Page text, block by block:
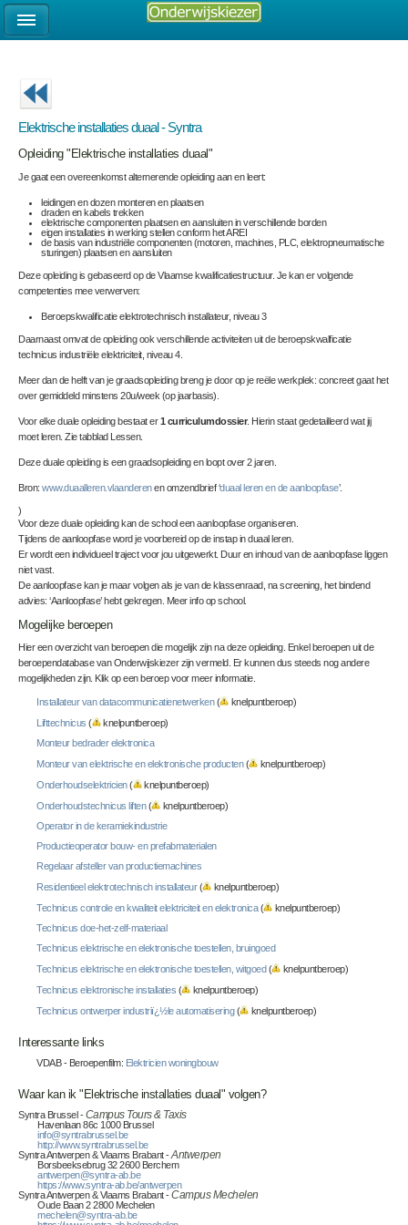
Elektrische installaties duaal - Syntra
Opleiding "Elektrische installaties duaal"
Je gaat een overeenkomst alternerende opleiding aan en leert:
leidingen en dozen monteren en plaatsen
draden en kabels trekken
elektrische componenten plaatsen en aansluiten in verschillende borden
eigen installaties in werking stellen conform het AREI
de basis van industriële componenten (motoren, machines, PLC, elektropneumatische
sturingen) plaatsen en aansluiten
Deze opleiding is gebaseerd op de Vlaamse kwalificatiestructuur. Je kan er volgende
competenties mee verwerven:
Beroepskwalificatie elektrotechnisch installateur, niveau 3
Daarnaast omvat de opleiding ook verschillende activiteiten uit de beroepskwalficatie
technicus industriële elektriciteit, niveau 4.
Meer dan de helft van je graadsopleiding breng je door op je reële werkplek: concreet gaat het
over gemiddeld minstens 20u/week (op jaarbasis).
Voor elke duale opleiding bestaat er1 curriculumdossier. Hierin staat gedetailleerd wat jij
moet leren. Zie tabblad Lessen.
Deze duale opleiding is een graadsopleiding en loopt over 2 jaren.
Bron: www.duaalleren.vlaanderenen omzendbrief ‘duaal leren en de aanloopfase’.
)
Voor deze duale opleiding kan de school een aanloopfase organiseren.
Tijdens de aanloopfase word je voorbereid op de instap in duaal leren.
Er wordt een individueel traject voor jou uitgewerkt. Duur en inhoud van de aanloopfase liggen
niet vast.
De aanloopfase kan je maar volgen als je van de klassenraad, na screening, het bindend
advies: ‘Aanloopfase’ hebt gekregen. Meer info op school.
Mogelijke beroepen
Hier een overzicht van beroepen die mogelijk zijn na deze opleiding. Enkel beroepen uit de
beroependatabase van Onderwijskiezer zijn vermeld. Er kunnen dus steeds nog andere
mogelijkheden zijn. Klik op een beroep voor meer informatie.
Installateur van datacommunicatienetwerken(
knelpuntberoep)
Lifttechnicus (
knelpuntberoep)
Monteur bedrader elektronica
Monteur van elektrische en elektronische producten(
knelpuntberoep)
Onderhoudselektricien(
knelpuntberoep)
Onderhoudstechnicus liften(
knelpuntberoep)
Operator in de keramiekindustrie
Productieoperator bouw- en prefabmaterialen
Regelaar afsteller van productiemachines
Residentieel elektrotechnisch installateur(
knelpuntberoep)
Technicus controle en kwaliteit elektriciteit en elektronica(
knelpuntberoep)
Technicus doe-het-zelf-materiaal
Technicus elektrische en elektronische toestellen, bruingoed
Technicus elektrische en elektronische toestellen, witgoed (
knelpuntberoep)
Technicus elektronische installaties (
knelpuntberoep)
Technicus ontwerper industriï¿½le automatisering( knelpuntberoep)
Interessante links
VDAB - Beroepenfilm: Elektricien woningbouw
Waar kan ik "Elektrische installaties duaal" volgen?
Syntra Brussel -Campus Tours & Taxis
Havenlaan 86c 1000 Brussel
info@syntrabrussel.be
http://www.syntrabrussel.be
Syntra Antwerpen & Vlaams Brabant -Antwerpen
Borsbeeksebrug 32 2600 Berchem
antwerpen@syntra-ab.be
https://www.syntra-ab.be/antwerpen
Syntra Antwerpen & Vlaams Brabant -Campus Mechelen
Oude Baan 2 2800 Mechelen
mechelen@syntra-ab.be